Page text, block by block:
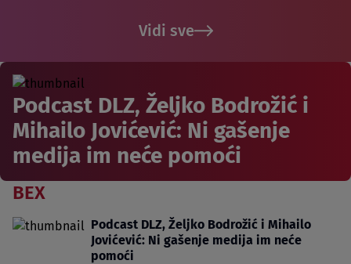
Vidi sve
Podcast DLZ, Željko Bodrožić i
Mihailo Jovićević: Ni gašenje
medija im neće pomoći
BEX
Podcast DLZ, Željko Bodrožić i Mihailo
Jovićević: Ni gašenje medija im neće
pomoći